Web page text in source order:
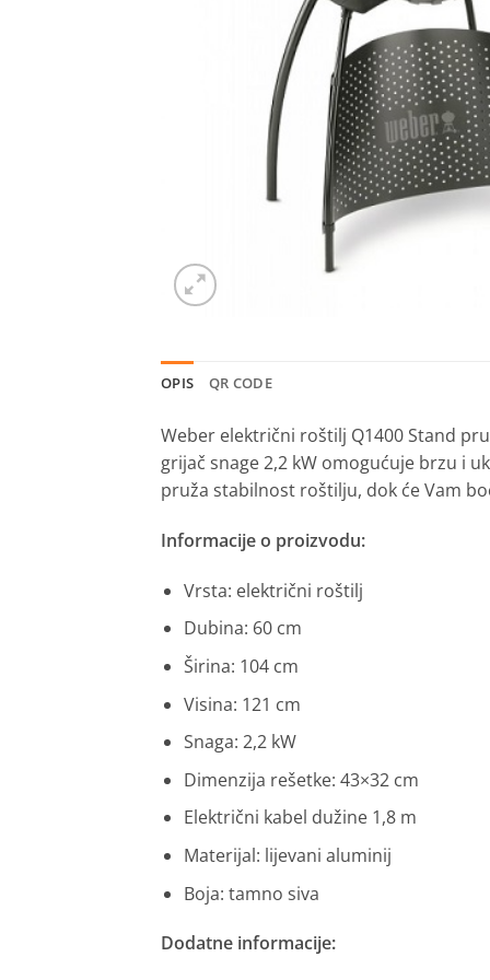
OPIS QR CODE
Weber električni roštilj Q1400 Stand
grijač snage 2,2 kW omogućuje brzu i
pruža stabilnost roštilju, dok će Vam
Informacije o proizvodu:
Vrsta: električni roštilj
Dubina: 60 cm
Širina: 104 cm
Visina: 121 cm
Snaga: 2,2 kW
Dimenzija rešetke: 43×32 cm
Električni kabel dužine 1,8 m
Materijal: lijevani aluminij
Boja: tamno siva
Dodatne informacije: